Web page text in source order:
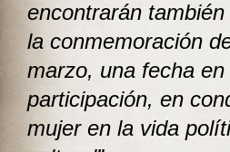
encontrarán
la conmemoración
marzo, una fecha
participación, en
mujer en la vida